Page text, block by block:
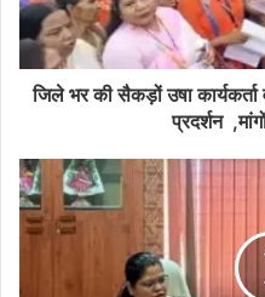
जिले भर की सैकड़ों उषा
प्रदर्शन